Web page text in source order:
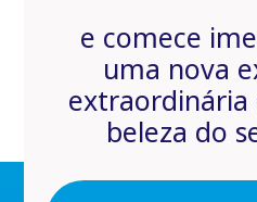
e comece
uma nova
extraordinária
beleza do